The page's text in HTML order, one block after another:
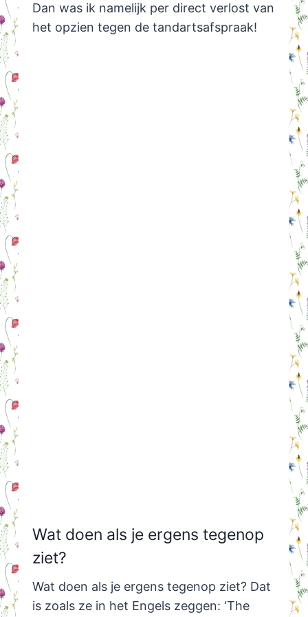
Dan was ik namelijk per direct verlost van
het opzien tegen de tandartsafspraak!
Wat doen als je ergens tegenop
ziet?
Wat doen als je ergens tegenop ziet? Dat
is zoals ze in het Engels zeggen: ‘The